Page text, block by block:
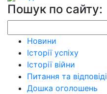
Пошук по сайту:
Новини
Історії успіху
Історії війни
Питання та відповіді
Дошка оголошень